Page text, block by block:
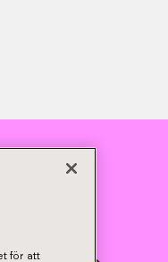
för att